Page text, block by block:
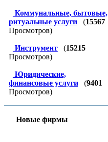
Коммунальные, бытовые,
ритуальные услуги
(15567
Просмотров)
Инструмент (15215
Просмотров)
Юридические,
финансовые услуги
(9401
Просмотров)
Новые фирмы